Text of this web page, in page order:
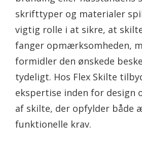
skrifttyper og materialer
vigtig rolle i at sikre, at
fanger opmærksomheden,
formidler den ønskede
tydeligt. Hos Flex Skilte
ekspertise inden for design
af skilte, der opfylder både
funktionelle krav.